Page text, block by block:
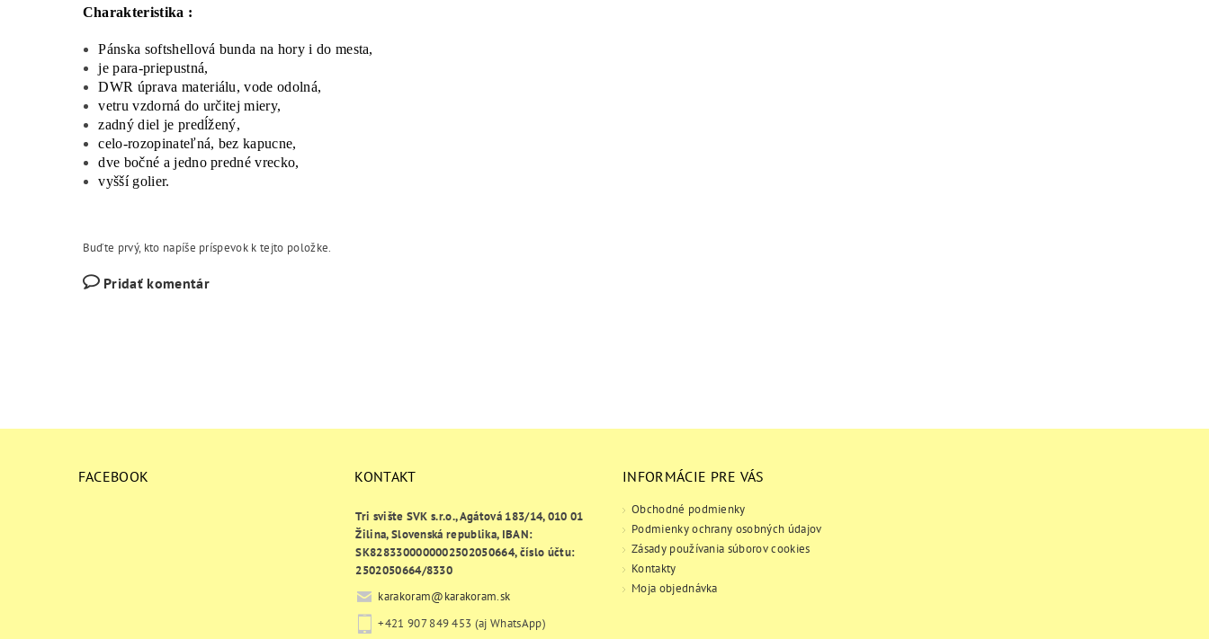
Charakteristika :
Pánska softshellová bunda na hory i do mesta,
je para-priepustná,
DWR úprava materiálu, vode odolná,
vetru vzdorná do určitej miery,
zadný diel je predĺžený,
celo-rozopinateľná, bez kapucne,
dve bočné a jedno predné vrecko,
vyšší golier.
Buďte prvý, kto napíše príspevok k tejto položke.
Pridať komentár
FACEBOOK KONTAKT
Tri svište SVK s.r.o., Agátová 183/14, 010 01
Žilina, Slovenská republika, IBAN:
SK8283300000002502050664, číslo účtu:
2502050664/8330
karakoram@karakoram.sk
+421 907 849 453 (aj WhatsApp)
INFORMÁCIE PRE VÁS
Obchodné podmienky
Podmienky ochrany osobných údajov
Zásady používania súborov cookies
Kontakty
Moja objednávka